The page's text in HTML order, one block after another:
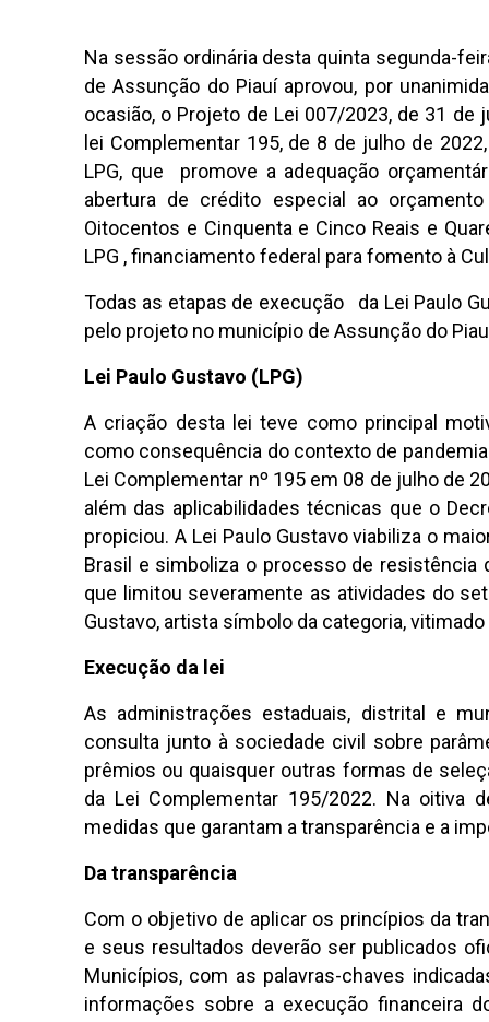
Na sessão ordinária desta quinta segunda-
de Assunção do Piauí aprovou, por
ocasião, o Projeto de Lei 007/2023, de 31 de
lei Complementar 195, de 8 de julho de
LPG, que promove a adequação
abertura de crédito especial ao
Oitocentos e Cinquenta e Cinco Reais e
LPG , financiamento federal para fomento à
Todas as etapas de execução da Lei Paulo
pelo projeto no município de Assunção do
Lei Paulo Gustavo (LPG)
A criação desta lei teve como principal
como consequência do contexto de
Lei Complementar nº 195 em 08 de julho de
além das aplicabilidades técnicas que o
propiciou. A Lei Paulo Gustavo viabiliza o
Brasil e simboliza o processo de resistência
que limitou severamente as atividades do
Gustavo, artista símbolo da categoria,
Execução da lei
As administrações estaduais, distrital e
consulta junto à sociedade civil sobre
prêmios ou quaisquer outras formas de
da Lei Complementar 195/2022. Na oitiva
medidas que garantam a transparência e a
Da transparência
Com o objetivo de aplicar os princípios da
e seus resultados deverão ser publicados
Municípios, com as palavras-chaves
informações sobre a execução financeira